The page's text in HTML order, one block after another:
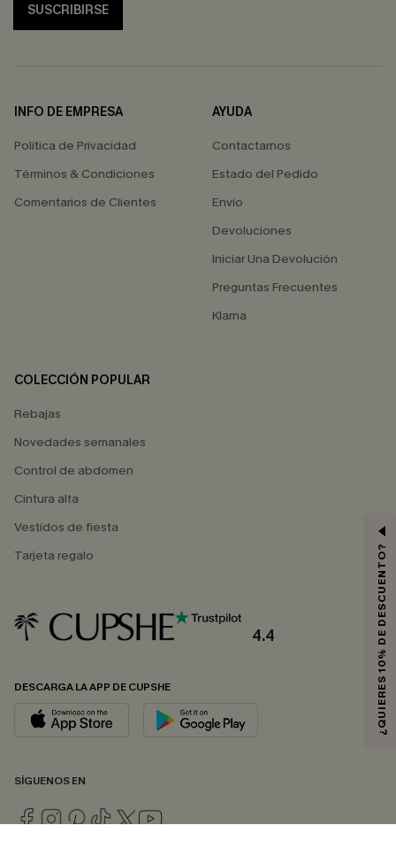
SUSCRIBIRSE
INFO DE EMPRESA
Política de Privacidad
Términos & Condiciones
Comentarios de Clientes
AYUDA
Contactarnos
Estado del Pedido
Envío
Devoluciones
Iniciar Una Devolución
Preguntas Frecuentes
Klarna
COLECCIÓN POPULAR
Rebajas
Novedades semanales
Control de abdomen
Cintura alta
Vestidos de fiesta
Tarjeta regalo
4.4
DESCARGA LA APP DE CUPSHE
SÍGUENOS EN
¿QUIERES 10% DE DESCUENTO?